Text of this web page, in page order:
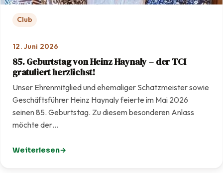
Club
12. Juni 2026
85. Geburtstag von Heinz Haynaly – der TCI
gratuliert herzlichst!
Unser Ehrenmitglied und ehemaliger Schatzmeister sowie
Geschäftsführer Heinz Haynaly feierte im Mai 2026
seinen 85. Geburtstag. Zu diesem besonderen Anlass
möchte der…
Weiterlesen
: 85. Geburtstag von Heinz Haynaly – der TCI gratuliert